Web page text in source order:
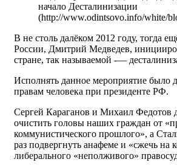
начало Десталинизации
(http://www.odintsovo.info/white/
В не столь далёком 2012 году, тогда
России, Дмитрий Медведев,
стране, так называемой -—
Исполнять данное мероприятие было
правам человека при президенте РФ.
Сергей Караганов и Михаил Федотов
очистить головы наших граждан от
коммунистического прошлого», а
раз подвергнуть анафеме и «сжечь на
либерального «неполживого»